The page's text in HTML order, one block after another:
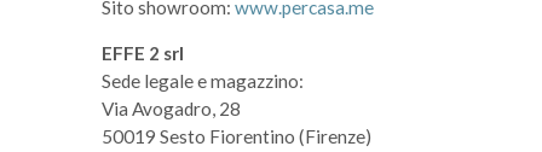
Sito showroom: www.percasa.me
EFFE 2 srl
Sede legale e magazzino:
Via Avogadro, 28
50019 Sesto Fiorentino (Firenze)